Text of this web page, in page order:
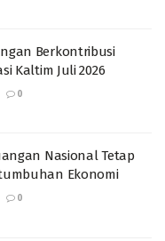
Berkontribusi
Kaltim Juli 2026
0
Nasional Tetap
Ekonomi
0